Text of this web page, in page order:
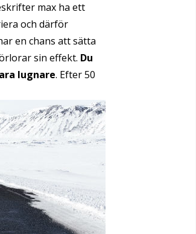
max ha ett
och därför
en chans att sätta
sin effekt. Du
lugnare. Efter 50